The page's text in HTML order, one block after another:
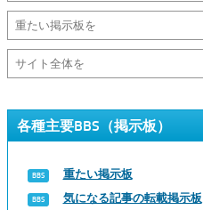
各種主要BBS（掲示板）
重たい掲示板
気になる記事の転載掲示板